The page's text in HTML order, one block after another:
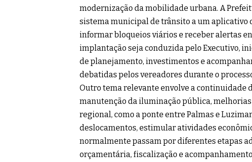
modernização da mobilidade urbana. A
sistema municipal de trânsito a um aplicativo
informar bloqueios viários e receber alertas
implantação seja conduzida pelo Executivo,
de planejamento, investimentos e
debatidas pelos vereadores durante o
Outro tema relevante envolve a
manutenção da iluminação pública,
regional, como a ponte entre Palmas e
deslocamentos, estimular atividades
normalmente passam por diferentes etapas
orçamentária, fiscalização e